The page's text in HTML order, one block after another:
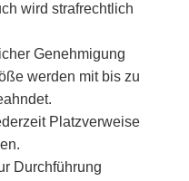
wird strafrechtlich
Genehmigung
werden mit bis zu
Platzverweise
Durchführung